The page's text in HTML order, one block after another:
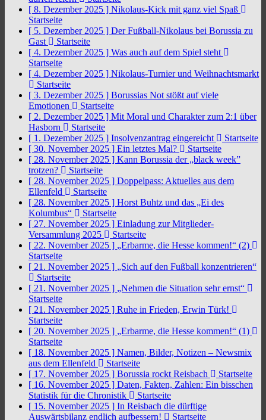
[ 8. Dezember 2025 ] Nikolaus-Kick mit ganz viel Spaß
Startseite
[ 5. Dezember 2025 ] Der Fußball-Nikolaus bei Borussia zu
Gast
Startseite
[ 4. Dezember 2025 ] Was auch auf dem Spiel steht
Startseite
[ 4. Dezember 2025 ] Nikolaus-Turnier und Weihnachtsmarkt
Startseite
[ 3. Dezember 2025 ] Borussias Not stößt auf viele
Emotionen
Startseite
[ 2. Dezember 2025 ] Mit Moral und Charakter zum 2:1 über
Hasborn
Startseite
[ 1. Dezember 2025 ] Insolvenzantrag eingereicht
Startseite
[ 30. November 2025 ] Ein letztes Mal?
Startseite
[ 28. November 2025 ] Kann Borussia der „black week”
trotzen?
Startseite
[ 28. November 2025 ] Doppelpass: Aktuelles aus dem
Ellenfeld
Startseite
[ 28. November 2025 ] Horst Buhtz und das „Ei des
Kolumbus“
Startseite
[ 27. November 2025 ] Einladung zur Mitglieder-
Versammlung 2025
Startseite
[ 22. November 2025 ] „Erbarme, die Hesse kommen!“ (2)
Startseite
[ 21. November 2025 ] „Sich auf den Fußball konzentrieren“
Startseite
[ 21. November 2025 ] „Nehmen die Situation sehr ernst“
Startseite
[ 21. November 2025 ] Ruhe in Frieden, Erwin Türk!
Startseite
[ 20. November 2025 ] „Erbarme, die Hesse kommen!“ (1)
Startseite
[ 18. November 2025 ] Namen, Bilder, Notizen – Newsmix
aus dem Ellenfeld
Startseite
[ 17. November 2025 ] Borussia rockt Reisbach
Startseite
[ 16. November 2025 ] Daten, Fakten, Zahlen: Ein bisschen
Statistik für die Chronistik
Startseite
[ 15. November 2025 ] In Reisbach die dürftige
Auswärtsbilanz endlich aufbessern!
Startseite